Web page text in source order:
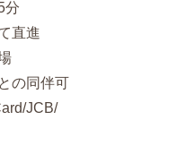
分
直進
の同伴可
JCB/